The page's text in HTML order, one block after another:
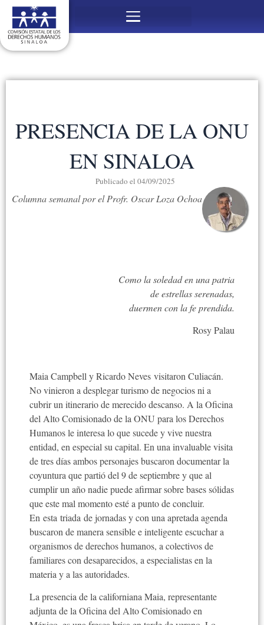
Menú
contenido
PRESENCIA DE LA ONU
EN SINALOA
Publicado el 04/09/2025
Columna semanal por el Profr. Oscar Loza Ochoa
Como la soledad en una patria
de estrellas serenadas,
duermen con la fe prendida.
Rosy Palau
Maia Campbell y Ricardo Neves visitaron Culiacán.
No vinieron a desplegar turismo de negocios ni a
cubrir un itinerario de merecido descanso. A la Oficina
del Alto Comisionado de la ONU para los Derechos
Humanos le interesa lo que sucede y vive nuestra
entidad, en especial su capital. En una invaluable visita
de tres días ambos personajes buscaron documentar la
coyuntura que partió del 9 de septiembre y que al
cumplir un año nadie puede afirmar sobre bases sólidas
que este mal momento esté a punto de concluir.
En esta triada de jornadas y con una apretada agenda
buscaron de manera sensible e inteligente escuchar a
organismos de derechos humanos, a colectivos de
familiares con desaparecidos, a especialistas en la
materia y a las autoridades.
La presencia de la californiana Maia, representante
adjunta de la Oficina del Alto Comisionado en